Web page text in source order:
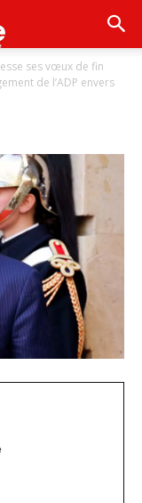
ses vœux de fin
de l’ADP envers